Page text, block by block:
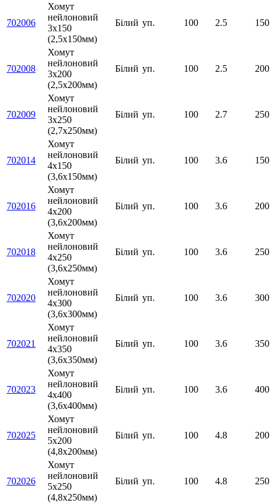
702006
Хомут
нейлоновий
3х150
(2,5х150мм)
Білий уп. 100 2.5 150
702008
Хомут
нейлоновий
3х200
(2,5х200мм)
Білий уп. 100 2.5 200
702009
Хомут
нейлоновий
3х250
(2,7х250мм)
Білий уп. 100 2.7 250
702014
Хомут
нейлоновий
4х150
(3,6х150мм)
Білий уп. 100 3.6 150
702016
Хомут
нейлоновий
4х200
(3,6х200мм)
Білий уп. 100 3.6 200
702018
Хомут
нейлоновий
4х250
(3,6х250мм)
Білий уп. 100 3.6 250
702020
Хомут
нейлоновий
4х300
(3,6х300мм)
Білий уп. 100 3.6 300
702021
Хомут
нейлоновий
4х350
(3,6х350мм)
Білий уп. 100 3.6 350
702023
Хомут
нейлоновий
4х400
(3,6х400мм)
Білий уп. 100 3.6 400
702025
Хомут
нейлоновий
5х200
(4,8х200мм)
Білий уп. 100 4.8 200
702026
Хомут
нейлоновий
5х250
(4,8х250мм)
Білий уп. 100 4.8 250